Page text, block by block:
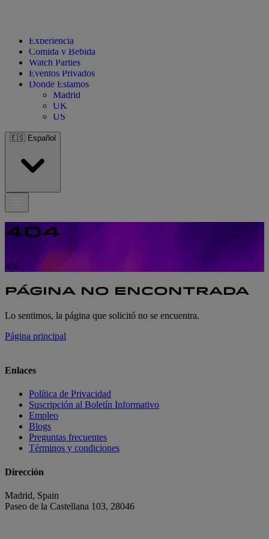
Experiencia
Comida y Bebida
Watch Parties
Eventos Privados
Donde Estamos
Madrid
UK
US
🇪🇸 Español
404
404
PÁGINA NO ENCONTRADA
Lo sentimos, la página que solicitó no se encuentra.
Página principal
Enlaces
Política de Privacidad
Suscripción al Boletín Informativo
Empleo
Blogs
Preguntas frecuentes
Términos y condiciones
Dirección
Madrid, Spain
Paseo de la Castellana 103, 28046